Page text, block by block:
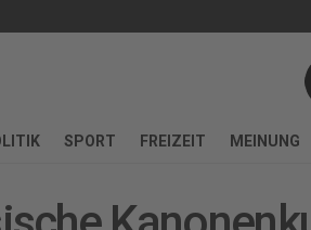
SPORT FREIZEIT MEINUNG